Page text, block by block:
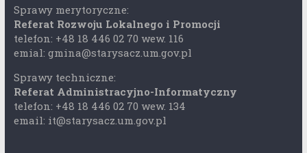
Sprawy merytoryczne:
Referat Rozwoju Lokalnego i Promocji
telefon: +48 18 446 02 70 wew. 116
emial: gmina@starysacz.um.gov.pl
Sprawy techniczne:
Referat Administracyjno-Informatyczny
telefon: +48 18 446 02 70 wew. 134
email: it@starysacz.um.gov.pl